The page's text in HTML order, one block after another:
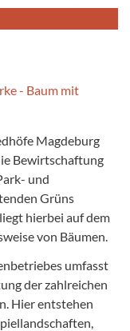
Magdeburg
Bewirtschaftung
und
Grüns
hierbei auf dem
von Bäumen.
umfasst
der zahlreichen
Hier entstehen